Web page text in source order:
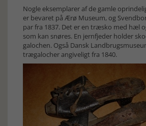
Nogle eksemplarer af de gamle
er bevaret på Ærø Museum, og
par fra 1837. Det er en træsko med hæl
som kan snøres. En jernfjeder holder
galochen. Også Dansk
trægalocher angiveligt fra 1840.